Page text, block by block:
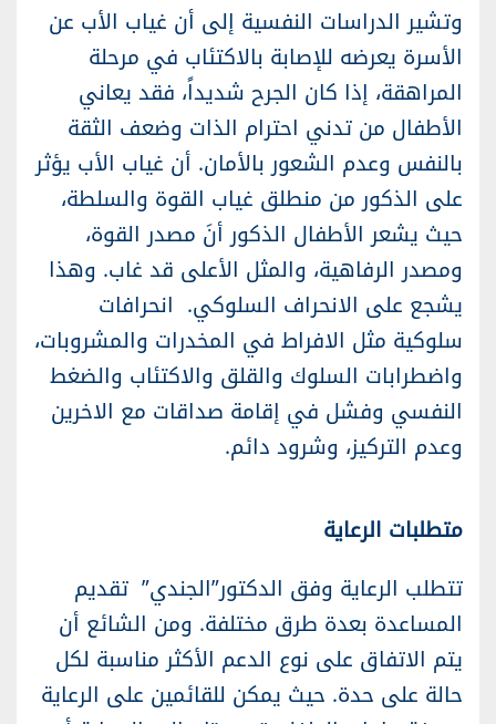
وتشير الدراسات النفسية إلى أن غياب الأب عن
الأسرة يعرضه للإصابة بالاكتئاب في مرحلة
المراهقة، إذا كان الجرح شديداً، فقد يعاني
الأطفال من تدني احترام الذات وضعف الثقة
بالنفس وعدم الشعور بالأمان. أن غياب الأب يؤثر
على الذكور من منطلق غياب القوة والسلطة،
حيث يشعر الأطفال الذكور أنَ مصدر القوة،
ومصدر الرفاهية، والمثل الأعلى قد غاب. وهذا
يشجع على الانحراف السلوكي. انحرافات
سلوكية مثل الافراط في المخدرات والمشروبات،
واضطرابات السلوك والقلق والاكتئاب والضغط
النفسي وفشل في إقامة صداقات مع الاخرين
وعدم التركيز، وشرود دائم.
متطلبات الرعاية
تتطلب الرعاية وفق الدكتور”الجندي” تقديم
المساعدة بعدة طرق مختلفة. ومن الشائع أن
يتم الاتفاق على نوع الدعم الأكثر مناسبة لكل
حالة على حدة. حيث يمكن للقائمين على الرعاية